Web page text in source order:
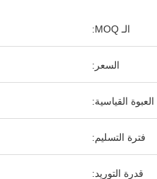
الـ MOQ:
السعر:
العبوة القياسية:
فترة التسليم:
قدرة التوريد: